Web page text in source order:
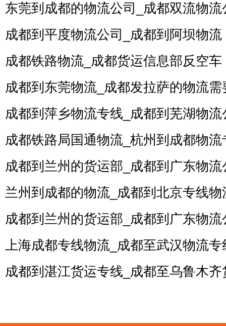
东莞到成都的物流公司_成都双流物流
成都到平度物流公司_成都到阿坝物流
成都铁路物流_成都货运信息部反空车
成都到东莞物流_成都发拉萨的物流需
成都到萍乡物流专线_成都到芜湖物流
成都铁路局国通物流_杭州到成都物流
成都到兰州的货运部_成都到广东物流
兰州到成都的物流_成都到北京专线物
成都到兰州的货运部_成都到广东物流
上海成都专线物流_成都至武汉物流专
成都到湛江货运专线_成都至乌鲁木